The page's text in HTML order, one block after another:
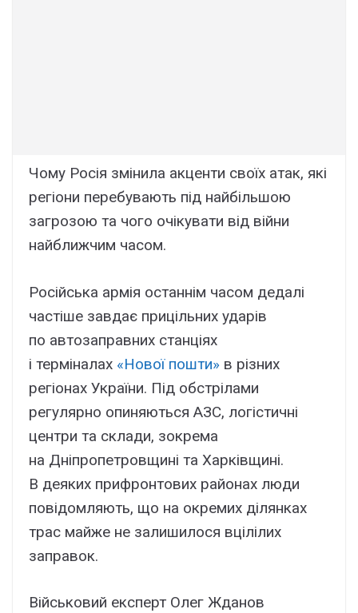
Чому Росія змінила акценти своїх атак, які
регіони перебувають під найбільшою
загрозою та чого очікувати від війни
найближчим часом.
Російська армія останнім часом дедалі
частіше завдає прицільних ударів
по автозаправних станціях
і терміналах «Нової пошти» в різних
регіонах України. Під обстрілами
регулярно опиняються АЗС, логістичні
центри та склади, зокрема
на Дніпропетровщині та Харківщині.
В деяких прифронтових районах люди
повідомляють, що на окремих ділянках
трас майже не залишилося вцілілих
заправок.
Військовий експерт Олег Жданов